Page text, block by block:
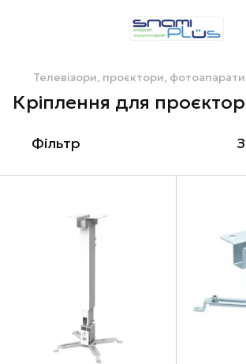
Телевізори, проєктори, фотоапарати
Кріплення для
Фільтр